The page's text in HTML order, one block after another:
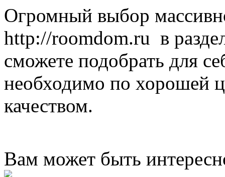
Огромный выбор
http://roomdom.ru в
сможете подобрать для
необходимо по хорошей
качеством.
Вам может быть